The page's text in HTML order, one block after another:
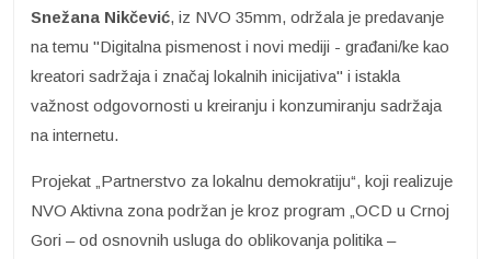
Snežana Nikčević, iz NVO 35mm, održala je predavanje
na temu "Digitalna pismenost i novi mediji - građani/ke kao
kreatori sadržaja i značaj lokalnih inicijativa" i istakla
važnost odgovornosti u kreiranju i konzumiranju sadržaja
na internetu.
Projekat „Partnerstvo za lokalnu demokratiju“, koji realizuje
NVO Aktivna zona podržan je kroz program „OCD u Crnoj
Gori – od osnovnih usluga do oblikovanja politika –